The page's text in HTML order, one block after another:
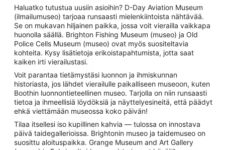
Haluatko tutustua uusiin asioihin? D-Day Aviation Museum
(ilmailumuseo) tarjoaa runsaasti mielenkiintoista nähtävää.
Se on mukavan hiljainen paikka, jossa voit vierailla vaikkapa
huonolla säällä. Brighton Fishing Museum (museo) ja Old
Police Cells Museum (museo) ovat myös suositeltavia
kohteita. Kysy lisätietoja erikoistapahtumista, jotta saat
kaiken irti vierailustasi.
Voit parantaa tietämystäsi luonnon ja ihmiskunnan
historiasta, jos lähdet vierailulle paikalliseen museoon, kuten
Boothin luonnontieteellinen museo. Tarjolla on niin runsaasti
tietoa ja ihmeellisiä löydöksiä ja näyttelyesineitä, että päädyt
ehkä viettämään museossa koko päivän!
Tilaa itsellesi iso kupillinen kahvia — tulossa on innostava
päivä taidegallerioissa. Brightonin museo ja taidemuseo on
suosittu aloituspaikka. Grange Museum and Art Gallery